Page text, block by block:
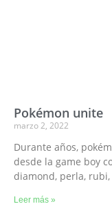
Pokémon unite
marzo 2, 2022
Durante años,
desde la game boy
diamond, perla,
Leer más »